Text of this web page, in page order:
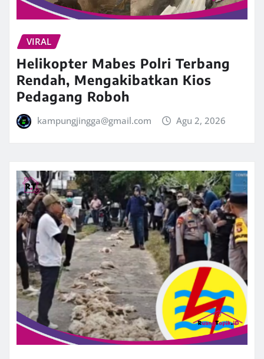
VIRAL
Helikopter Mabes Polri Terbang
Rendah, Mengakibatkan Kios
Pedagang Roboh
kampungjingga@gmail.com Agu 2, 2026